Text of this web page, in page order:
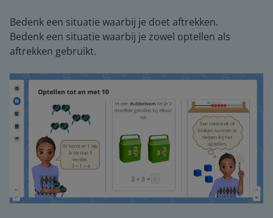
Bedenk een situatie waarbij je doet aftrekken.
Bedenk een situatie waarbij je zowel optellen als
aftrekken gebruikt.